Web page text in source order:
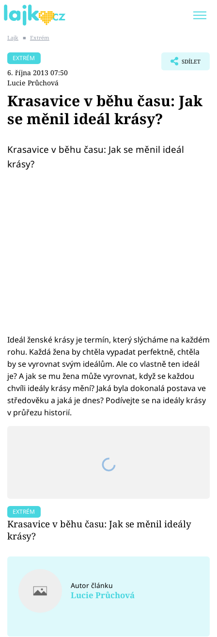
SHOPAHOLICADEL
Témata
Showbyznys
Youtubeři
Lajk ■ Extrém
EXTRÉM
6. října 2013 07:50
Lucie Průchová
SDÍLET
Krasavice v běhu času: Jak
se měnil ideál krásy?
Krasavice v běhu času: Jak se měnil ideál
krásy?
Ideál ženské krásy je termín, který slýcháme na každém
rohu. Každá žena by chtěla vypadat perfektně, chtěla
by se vyrovnat svým ideálům. Ale co vlastně ten ideál
je? A jak se mu žena může vyrovnat, když se každou
chvíli ideály krásy mění? Jaká byla dokonalá postava ve
středověku a jaká je dnes? Podívejte se na ideály krásy
v průřezu historií.
EXTRÉM
Krasavice v běhu času: Jak se měnil ideály
krásy?
Autor článku
Lucie Průchová